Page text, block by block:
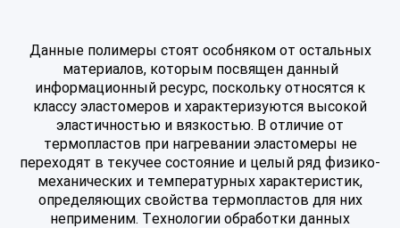
Данные полимеры стоят особняком от остальных
материалов, которым посвящен данный
информационный ресурс, поскольку относятся к
классу эластомеров и характеризуются высокой
эластичностью и вязкостью. В отличие от
термопластов при нагревании эластомеры не
переходят в текучее состояние и целый ряд физико-
механических и температурных характеристик,
определяющих свойства термопластов для них
неприменим. Технологии обработки данных